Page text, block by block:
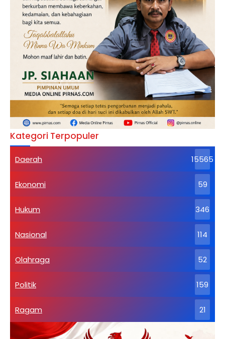
Kategori Terpopuler
Daerah 15565
Ekonomi 59
Hukum 346
Nasional 114
Olahraga 52
Politik 159
Ragam 21